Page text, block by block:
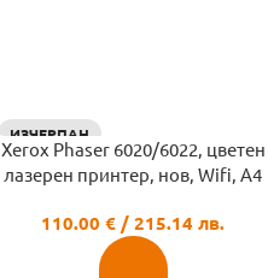
ИЗЧЕРПАН
Xerox Phaser 6020/6022, цветен
лазерен принтер, нов, Wifi, A4
110.00€ / 215.14 лв.